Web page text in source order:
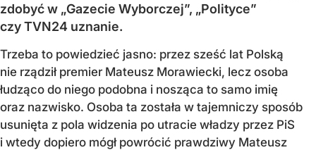
zdobyć w „Gazecie Wyborczej”, „Polityce”
czy TVN24 uznanie.
Trzeba to powiedzieć jasno: przez sześć lat Polską
nie rządził premier Mateusz Morawiecki, lecz osoba
łudząco do niego podobna i nosząca to samo imię
oraz nazwisko. Osoba ta została w tajemniczy sposób
usunięta z pola widzenia po utracie władzy przez PiS
i wtedy dopiero mógł powrócić prawdziwy Mateusz